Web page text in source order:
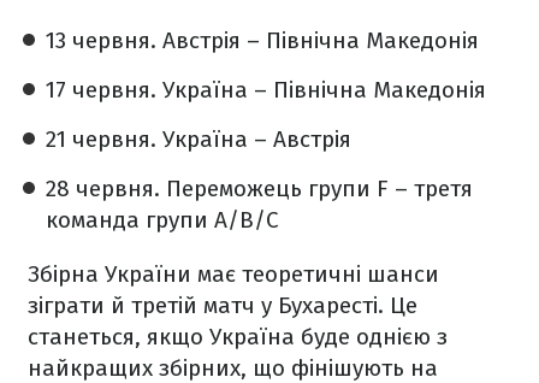
13 червня. Австрія – Північна Македонія
17 червня. Україна – Північна Македонія
21 червня. Україна – Австрія
28 червня. Переможець групи F – третя
команда групи A/B/C
Збірна України має теоретичні шанси
зіграти й третій матч у Бухаресті. Це
станеться, якщо Україна буде однією з
найкращих збірних, що фінішують на